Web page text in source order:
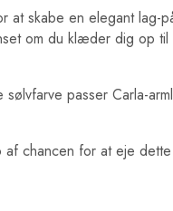
skabe en elegant lag-
om du klæder dig op
passer Carla-
chancen for at eje